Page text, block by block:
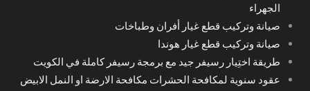
الجهراء
صيانة وتركيب قطع غيار أفران وطباخات
صيانة وتركيب قطع غيار هوندا
طريقة اختِيار رسيفر جيد مع برمجة رسيفر كاملة في الكويت
عقود سنوية لمكافحة الحشرات مكافحة الارضة او النمل الابيض